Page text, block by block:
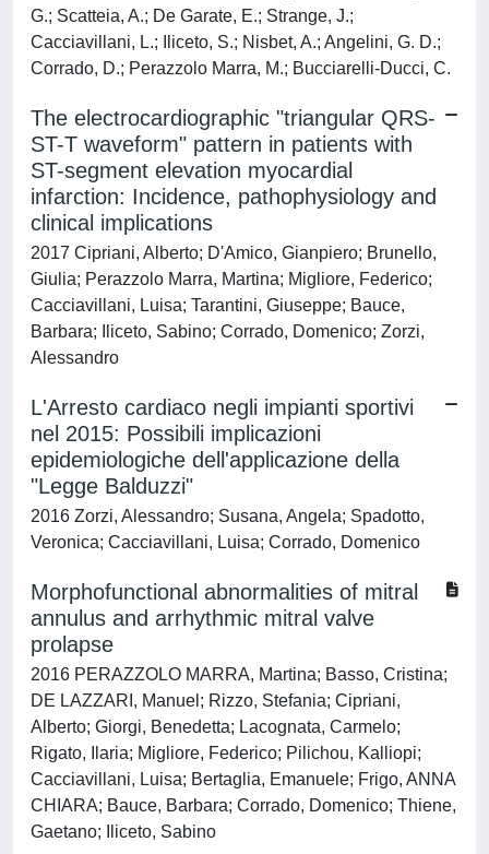
G.; Scatteia, A.; De Garate, E.; Strange, J.;
Cacciavillani, L.; Iliceto, S.; Nisbet, A.; Angelini, G. D.;
Corrado, D.; Perazzolo Marra, M.; Bucciarelli-Ducci, C.
The electrocardiographic "triangular QRS-
ST-T waveform" pattern in patients with
ST-segment elevation myocardial
infarction: Incidence, pathophysiology and
clinical implications
2017 Cipriani, Alberto; D'Amico, Gianpiero; Brunello,
Giulia; Perazzolo Marra, Martina; Migliore, Federico;
Cacciavillani, Luisa; Tarantini, Giuseppe; Bauce,
Barbara; Iliceto, Sabino; Corrado, Domenico; Zorzi,
Alessandro
L'Arresto cardiaco negli impianti sportivi
nel 2015: Possibili implicazioni
epidemiologiche dell'applicazione della
"Legge Balduzzi"
2016 Zorzi, Alessandro; Susana, Angela; Spadotto,
Veronica; Cacciavillani, Luisa; Corrado, Domenico
Morphofunctional abnormalities of mitral
annulus and arrhythmic mitral valve
prolapse
2016 PERAZZOLO MARRA, Martina; Basso, Cristina;
DE LAZZARI, Manuel; Rizzo, Stefania; Cipriani,
Alberto; Giorgi, Benedetta; Lacognata, Carmelo;
Rigato, Ilaria; Migliore, Federico; Pilichou, Kalliopi;
Cacciavillani, Luisa; Bertaglia, Emanuele; Frigo, ANNA
CHIARA; Bauce, Barbara; Corrado, Domenico; Thiene,
Gaetano; Iliceto, Sabino